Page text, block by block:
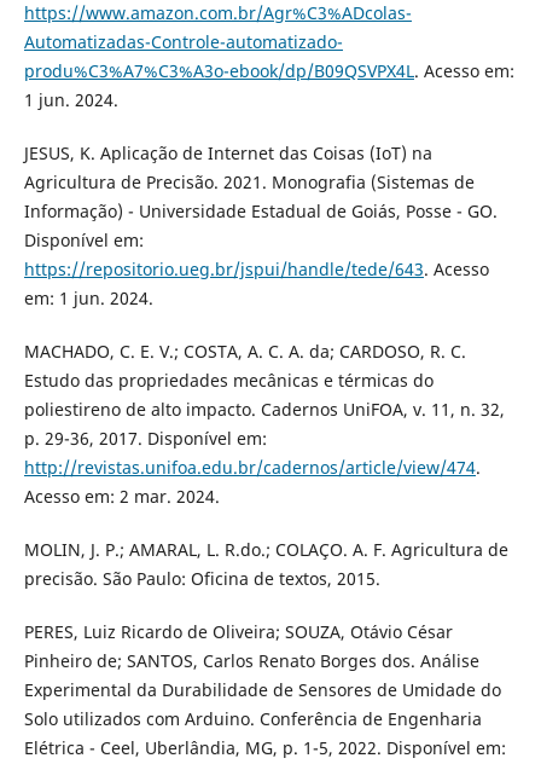
https://www.amazon.com.br/Agr%C3%ADcolas-
Automatizadas-Controle-automatizado-
produ%C3%A7%C3%A3o-ebook/dp/B09QSVPX4L. Acesso em:
1 jun. 2024.
JESUS, K. Aplicação de Internet das Coisas (IoT) na
Agricultura de Precisão. 2021. Monografia (Sistemas de
Informação) - Universidade Estadual de Goiás, Posse - GO.
Disponível em:
https://repositorio.ueg.br/jspui/handle/tede/643. Acesso
em: 1 jun. 2024.
MACHADO, C. E. V.; COSTA, A. C. A. da; CARDOSO, R. C.
Estudo das propriedades mecânicas e térmicas do
poliestireno de alto impacto. Cadernos UniFOA, v. 11, n. 32,
p. 29-36, 2017. Disponível em:
http://revistas.unifoa.edu.br/cadernos/article/view/474.
Acesso em: 2 mar. 2024.
MOLIN, J. P.; AMARAL, L. R.do.; COLAÇO. A. F. Agricultura de
precisão. São Paulo: Oficina de textos, 2015.
PERES, Luiz Ricardo de Oliveira; SOUZA, Otávio César
Pinheiro de; SANTOS, Carlos Renato Borges dos. Análise
Experimental da Durabilidade de Sensores de Umidade do
Solo utilizados com Arduino. Conferência de Engenharia
Elétrica - Ceel, Uberlândia, MG, p. 1-5, 2022. Disponível em: